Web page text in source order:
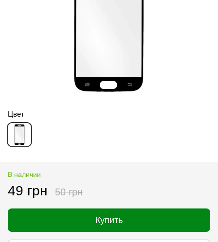
Цвет
В наличии
49 грн 50 грн
Купить